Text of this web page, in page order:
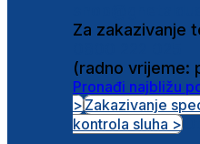
Za zakazivanje
(radno vrijeme:
Pronađi najbližu
>Zakazivanje
kontrola sluha >